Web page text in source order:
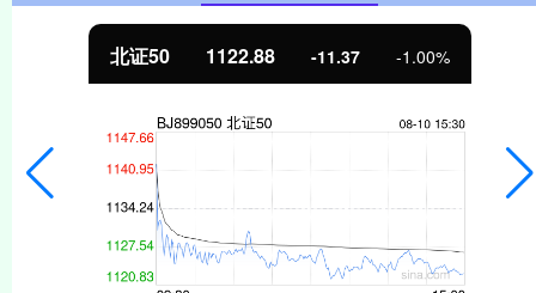
北证50 1122.88 -11.37 -1.00%